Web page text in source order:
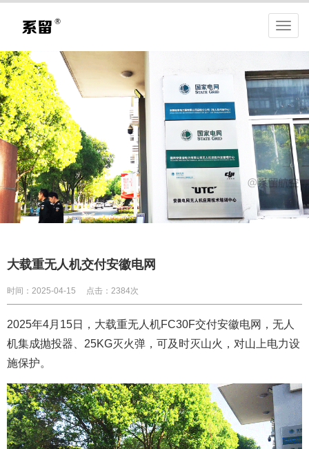
大载重无人机交付安徽电网
时间：2025-04-15 点击：2384次
2025年4月15日，大载重无人机FC30F交付安徽电网，无人
机集成抛投器、25KG灭火弹，可及时灭山火， 对山上电力设
施保护。